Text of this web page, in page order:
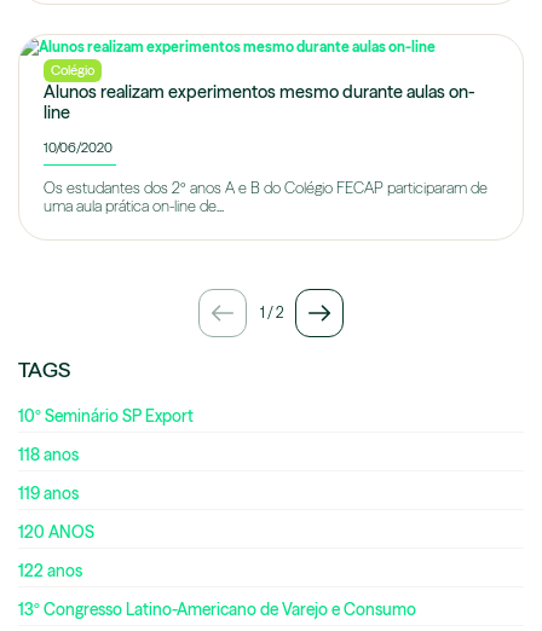
Colégio
Alunos realizam experimentos mesmo durante aulas on-
line
10/06/2020
Os estudantes dos 2º anos A e B do Colégio FECAP participaram de
uma aula prática on-line de...
1 /2
TAGS
10º Seminário SP Export
118 anos
119 anos
120 ANOS
122 anos
13º Congresso Latino-Americano de Varejo e Consumo